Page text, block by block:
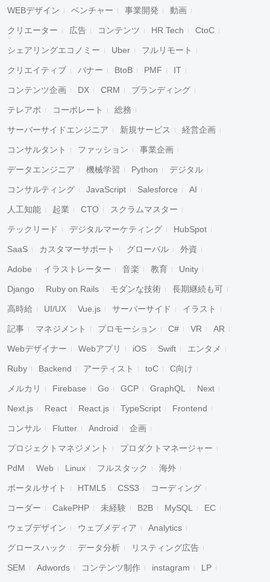
WEBデザイン ベンチャー 事業開発 動画
クリエーター 広告 コンテンツ HR Tech CtoC
シェアリングエコノミー Uber フルリモート
クリエイティブ バナー BtoB PMF IT
コンテンツ企画 DX CRM ブランディング
テレアポ コーポレート 総務
サーバーサイドエンジニア 新規サービス 経営企画
コンサルタント ファッション 事業企画
データエンジニア 機械学習 Python デジタル
コンサルティング JavaScript Salesforce AI
人工知能 起業 CTO スクラムマスター
テックリード デジタルマーケティング HubSpot
SaaS カスタマーサポート グローバル 外資
Adobe イラストレーター 音楽 教育 Unity
Django Ruby on Rails モダンな技術 長期継続も可
高時給 UI/UX Vue.js サーバーサイド イラスト
記事 マネジメント プロモーション C# VR AR
Webデザイナー Webアプリ iOS Swift エンタメ
Ruby Backend アーティスト toC C向け
メルカリ Firebase Go GCP GraphQL Next
Next.js React React.js TypeScript Frontend
コンサル Flutter Android 企画
プロジェクトマネジメント プロダクトマネージャー
PdM Web Linux フルスタック 海外
ポータルサイト HTML5 CSS3 コーディング
コーダー CakePHP 未経験 B2B MySQL EC
ウェブデザイン ウェブメディア Analytics
グロースハック データ分析 リスティング広告
SEM Adwords コンテンツ制作 instagram LP